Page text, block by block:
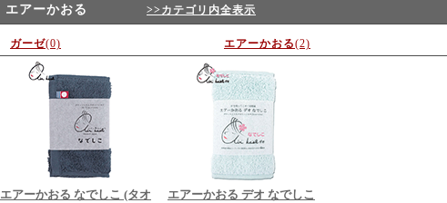
エアーかおる >>カテゴリ内全表示
ガーゼ(0) エアーかおる(2)
エアーかおる なでしこ (タオ
エアーかおる デオ なでしこ